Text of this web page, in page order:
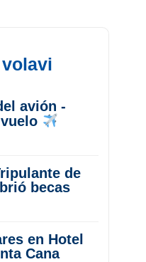
avión -
de
becas
en Hotel
Cana